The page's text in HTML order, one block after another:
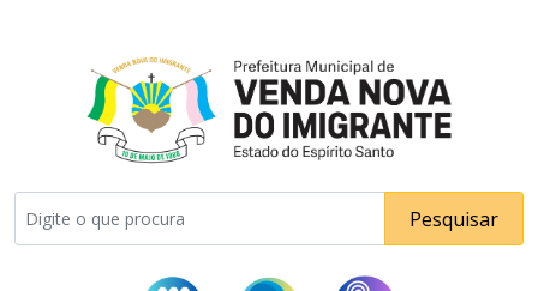
Pesquisar